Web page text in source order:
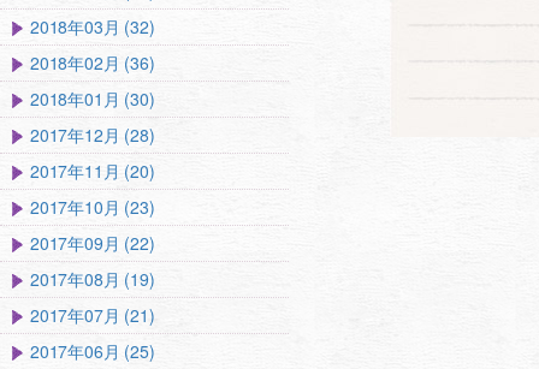
2018年03月 (32)
2018年02月 (36)
2018年01月 (30)
2017年12月 (28)
2017年11月 (20)
2017年10月 (23)
2017年09月 (22)
2017年08月 (19)
2017年07月 (21)
2017年06月 (25)